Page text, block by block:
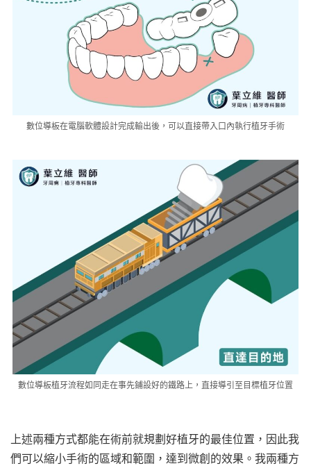
數位導板在電腦軟體設計完成輸出後，可以直接帶入口內執行植牙手術
數位導板植牙流程如同走在事先鋪設好的鐵路上，直接導引至目標植牙位置
上述兩種方式都能在術前就規劃好植牙的最佳位置，因此我
們可以縮小手術的區域和範圍，達到微創的效果。我兩種方